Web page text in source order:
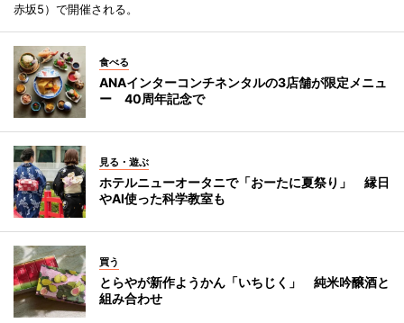
赤坂5）で開催される。
食べる
ANAインターコンチネンタルの3店舗が限定メニュ
ー 40周年記念で
見る・遊ぶ
ホテルニューオータニで「おーたに夏祭り」 縁日
やAI使った科学教室も
買う
とらやが新作ようかん「いちじく」 純米吟醸酒と
組み合わせ